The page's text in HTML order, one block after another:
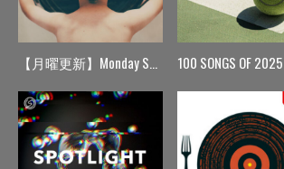
【月曜更新】Monday Spin 100 SONGS OF 2025